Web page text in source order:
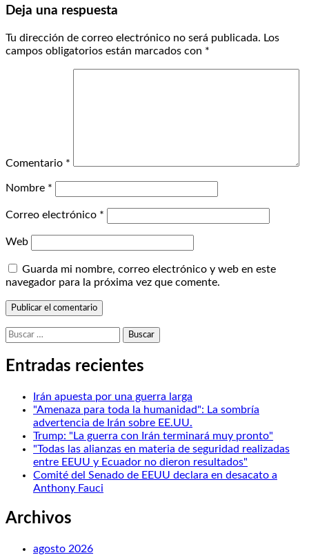
Deja una respuesta
Tu dirección de correo electrónico no será publicada. Los
campos obligatorios están marcados con *
Comentario *
Nombre *
Correo electrónico *
Web
Guarda mi nombre, correo electrónico y web en este
navegador para la próxima vez que comente.
Buscar:
Entradas recientes
Irán apuesta por una guerra larga
"Amenaza para toda la humanidad": La sombría
advertencia de Irán sobre EE.UU.
Trump: "La guerra con Irán terminará muy pronto"
"Todas las alianzas en materia de seguridad realizadas
entre EEUU y Ecuador no dieron resultados"
Comité del Senado de EEUU declara en desacato a
Anthony Fauci
Archivos
agosto 2026